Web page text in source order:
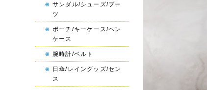
サンダル/シューズ/ブー
ツ
ポーチ/キーケース/ペン
ケース
腕時計/ベルト
日傘/レイングッズ/セン
ス